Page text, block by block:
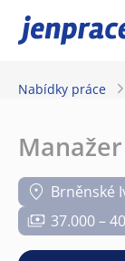
JenPráce.cz
Nabídky práce
Brněnské
37.000 –